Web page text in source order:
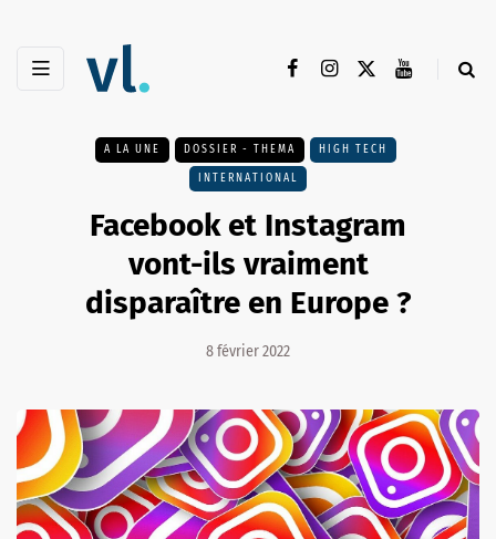
A LA UNE DOSSIER - THEMA HIGH TECH
INTERNATIONAL
Facebook et Instagram
vont-ils vraiment
disparaître en Europe ?
8 février 2022